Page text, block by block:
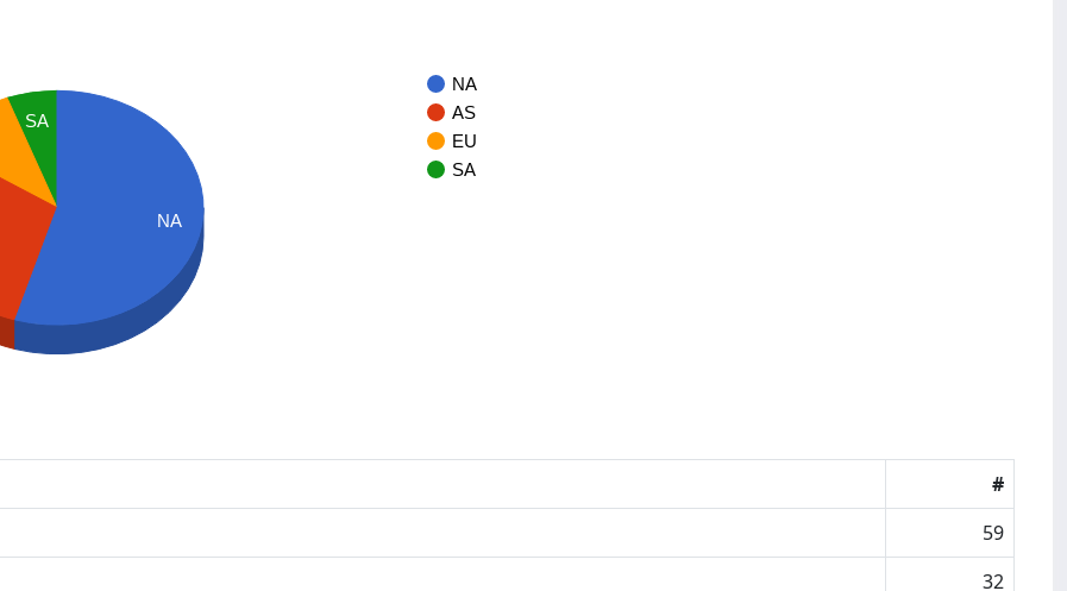
NA
AS
EU
SA
SA
NA
#
59
32